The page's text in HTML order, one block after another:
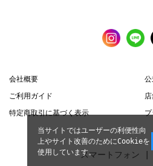
会社概要
公
ご利用ガイド
特定商取引に基づく表示
スマートフォン |
当サイトではユーザーの利便性向
上やサイト改善のためにCookieを
使用しています。